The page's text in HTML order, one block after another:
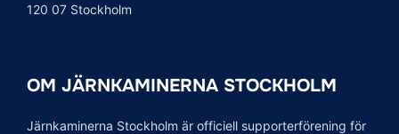
120 07 Stockholm
OM JÄRNKAMINERNA STOCKHOLM
Järnkaminerna Stockholm är officiell supporterförening för